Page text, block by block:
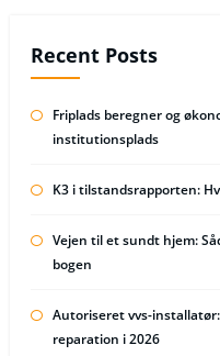
Recent Posts
Friplads beregner og
institutionsplads
K3 i tilstandsrapporten:
Vejen til et sundt hjem:
bogen
Autoriseret vvs-
reparation i 2026